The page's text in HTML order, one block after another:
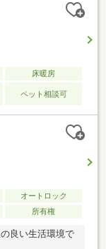
床暖房
ペット相談可
オートロック
所有権
良い生活環境で